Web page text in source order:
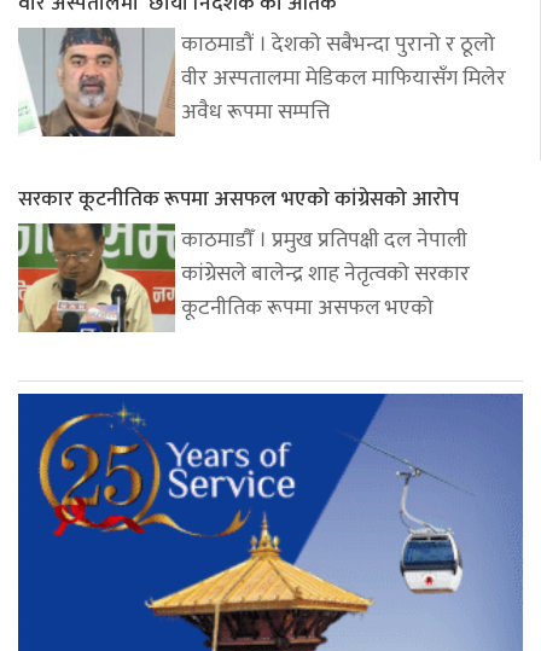
काठमाडौं । देशको सबैभन्दा पुरानो र ठूलो
वीर अस्पतालमा मेडिकल माफियासँग मिलेर
अवैध रूपमा सम्पत्ति
सरकार कूटनीतिक रूपमा असफल भएको कांग्रेसको आरोप
काठमाडौँ । प्रमुख प्रतिपक्षी दल नेपाली
कांग्रेसले बालेन्द्र शाह नेतृत्वको सरकार
कूटनीतिक रूपमा असफल भएको